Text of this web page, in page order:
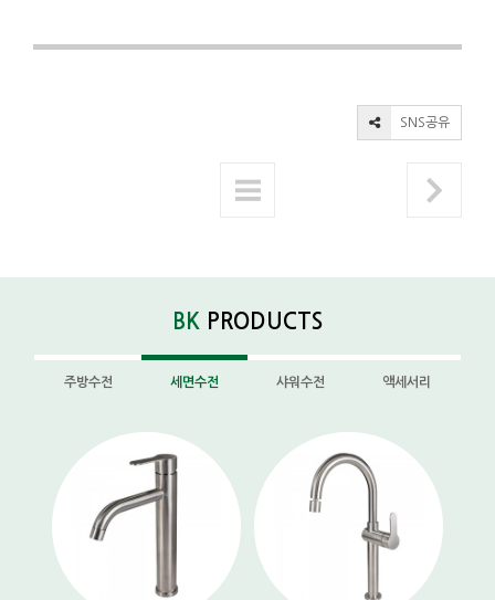
SNS공유
BK PRODUCTS
주방수전 세면수전 샤워수전 액세서리